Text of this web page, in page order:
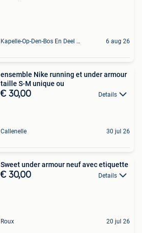
Kapelle-Op-Den-Bos En Deel Van Zemst 6 aug 26
ensemble Nike running et under armour
taille S-M unique ou
€ 30,00 Details
Callenelle 30 jul 26
Sweet under armour neuf avec etiquette
€ 30,00 Details
Roux 20 jul 26